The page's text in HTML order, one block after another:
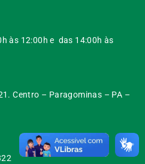
às 12:00h e das 14:00h às
Centro – Paragominas – PA –